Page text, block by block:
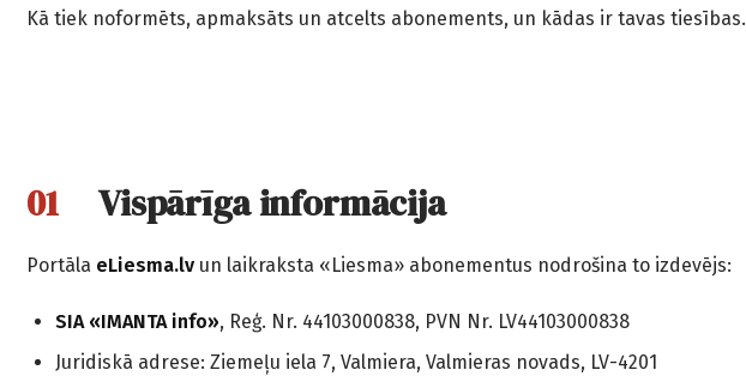
Kā tiek noformēts, apmaksāts un atcelts abonements, un kādas ir tavas tiesības.
Vispārīga informācija
Portāla eLiesma.lv un laikraksta «Liesma» abonementus nodrošina to izdevējs:
SIA «IMANTA info», Reģ. Nr. 44103000838, PVN Nr. LV44103000838
Juridiskā adrese: Ziemeļu iela 7, Valmiera, Valmieras novads, LV-4201